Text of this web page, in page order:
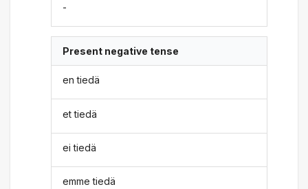
-
Present negative tense
en tiedä
et tiedä
ei tiedä
emme tiedä